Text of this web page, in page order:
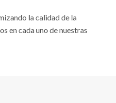
la calidad de la
en cada uno de nuestras